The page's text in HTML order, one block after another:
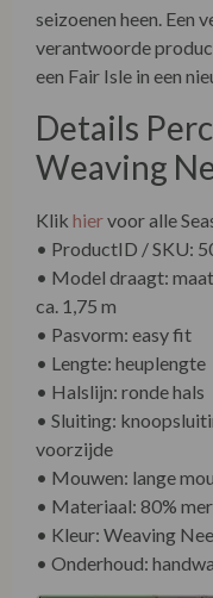
seizoenen heen. Een
verantwoorde
een Fair Isle in een
Details
Weaving
Klik hiervoor alle
• ProductID / SKU:
• Model draagt:
ca. 1,75 m
• Pasvorm: easy fit
• Lengte: heuplengte
• Halslijn: ronde hals
• Sluiting:
• Mouwen: lange
• Materiaal: 80%
• Kleur: Weaving
• Onderhoud: